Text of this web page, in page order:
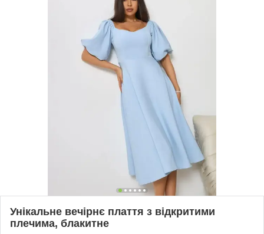
Унікальне вечірнє плаття з відкритими
плечима, блакитне